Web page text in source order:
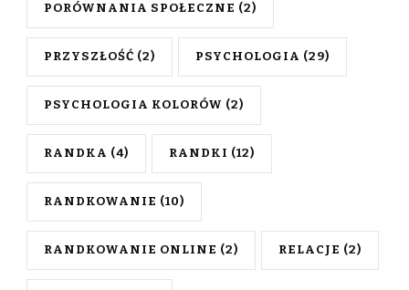
PORÓWNANIA SPOŁECZNE (2)
PRZYSZŁOŚĆ (2) PSYCHOLOGIA (29)
PSYCHOLOGIA KOLORÓW (2)
RANDKA (4) RANDKI (12)
RANDKOWANIE (10)
RANDKOWANIE ONLINE (2) RELACJE (2)